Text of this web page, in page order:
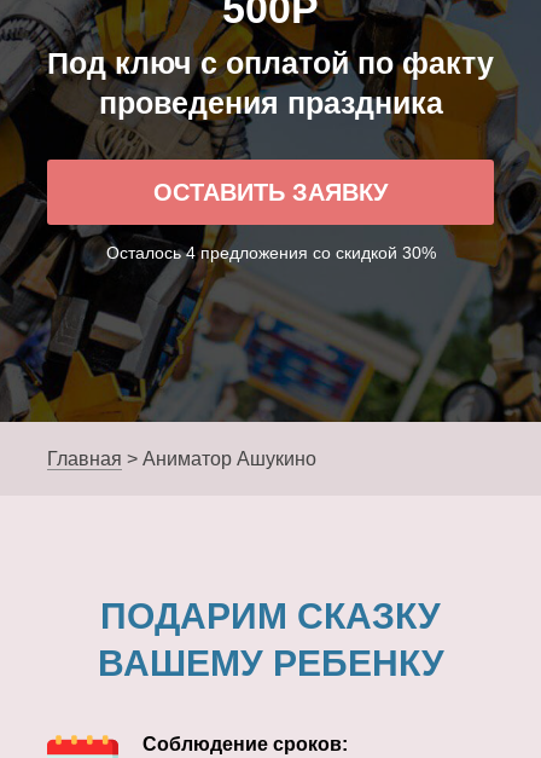
Под ключ с оплатой по факту
проведения праздника
ОСТАВИТЬ ЗАЯВКУ
Осталось 4 предложения со скидкой 30%
Главная > Аниматор Ашукино
ПОДАРИМ СКАЗКУ
ВАШЕМУ РЕБЕНКУ
Соблюдение сроков: